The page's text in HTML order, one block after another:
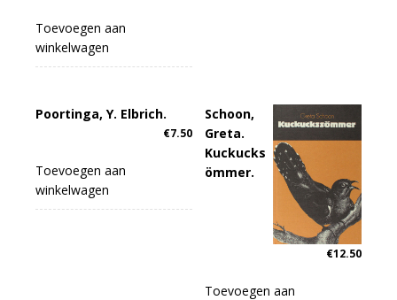
Toevoegen aan
winkelwagen
Poortinga, Y. Elbrich.
€7.50
Toevoegen aan
winkelwagen
Schoon,
Greta.
Kuckucks
ömmer.
€12.50
Toevoegen aan